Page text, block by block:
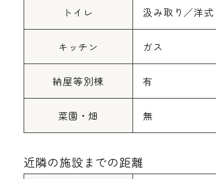
トイレ 汲み取り／洋式
キッチン ガス
納屋等別棟 有
菜園・畑 無
近隣の施設までの距離